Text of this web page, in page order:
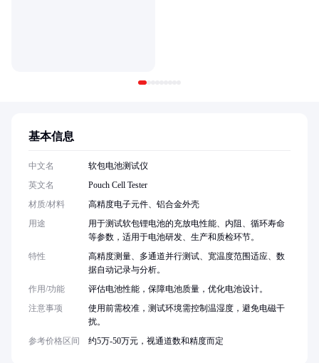
基本信息
中文名
软包电池测试仪
英文名
Pouch Cell Tester
材质/材料
高精度电子元件、铝合金外壳
用途
用于测试软包锂电池的充放电性能、内阻、循环寿命
等参数，适用于电池研发、生产和质检环节。
特性
高精度测量、多通道并行测试、宽温度范围适应、数
据自动记录与分析。
作用/功能
评估电池性能，保障电池质量，优化电池设计。
注意事项
使用前需校准，测试环境需控制温湿度，避免电磁干
扰。
参考价格区间
约5万-50万元，视通道数和精度而定